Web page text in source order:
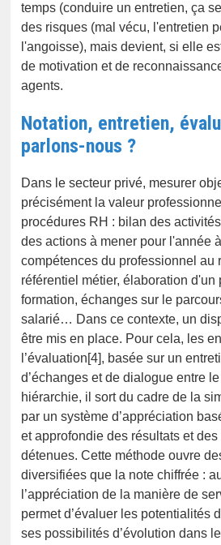
temps (conduire un entretien, ça
des risques (mal vécu, l'entretien
l'angoisse), mais devient, si elle
de motivation et de
agents.
Notation, entretien,
parlons-nous ?
Dans le secteur privé, mesurer
précisément la valeur
procédures RH : bilan des
des actions à mener pour l'année
compétences du professionnel au
référentiel métier, élaboration
formation, échanges sur le
salarié… Dans ce contexte, un
être mis en place. Pour cela, les
l’évaluation[4], basée sur un
d’échanges et de dialogue entre
hiérarchie, il sort du cadre de la
par un système d’appréciation
et approfondie des résultats et
détenues. Cette méthode ouvre
diversifiées que la note chiffrée :
l’appréciation de la manière de
permet d’évaluer les potentialités
ses possibilités d’évolution dans